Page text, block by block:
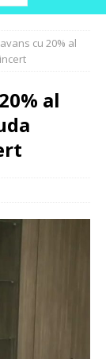
avans cu 20% al
al